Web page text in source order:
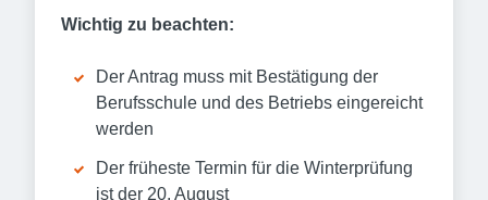
Wichtig zu beachten:
Der Antrag muss mit Bestätigung der
Berufsschule und des Betriebs eingereicht
werden
Der früheste Termin für die Winterprüfung
ist der 20. August